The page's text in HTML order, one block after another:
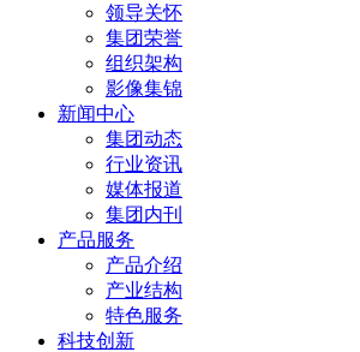
领导关怀
集团荣誉
组织架构
影像集锦
新闻中心
集团动态
行业资讯
媒体报道
集团内刊
产品服务
产品介绍
产业结构
特色服务
科技创新